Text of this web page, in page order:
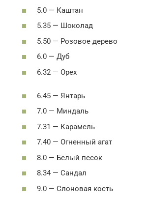
5.0 — Каштан
5.35 — Шоколад
5.50 — Розовое дерево
6.0 — Дуб
6.32 — Орех
6.45 — Янтарь
7.0 — Миндаль
7.31 — Карамель
7.40 — Огненный агат
8.0 — Белый песок
8.34 — Сандал
9.0 — Слоновая кость